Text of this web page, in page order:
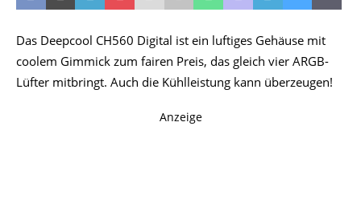
Das Deepcool CH560 Digital ist ein luftiges Gehäuse mit
coolem Gimmick zum fairen Preis, das gleich vier ARGB-
Lüfter mitbringt. Auch die Kühlleistung kann überzeugen!
Anzeige